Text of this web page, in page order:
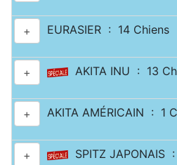
+ EURASIER : 14 Chiens
+ AKITA INU : 13
+ AKITA AMÉRICAIN : 1
+ SPITZ JAPONAIS